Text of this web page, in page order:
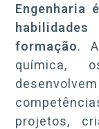
Engenharia
formação.
química,
projetos,